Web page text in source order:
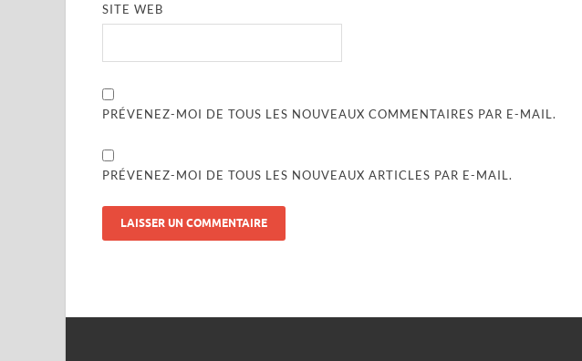
SITE WEB
PRÉVENEZ-MOI DE TOUS LES NOUVEAUX COMMENTAIRES PAR E-MAIL.
PRÉVENEZ-MOI DE TOUS LES NOUVEAUX ARTICLES PAR E-MAIL.